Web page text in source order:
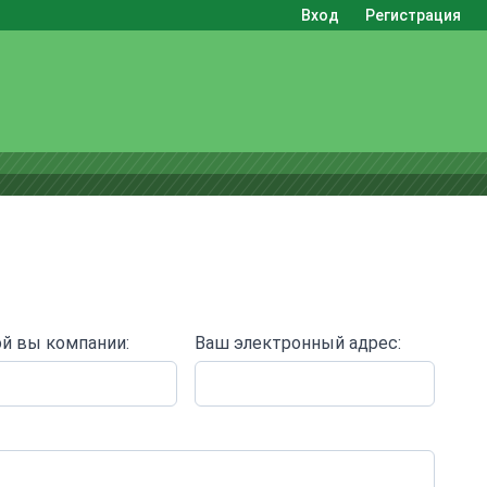
Вход Регистрация
вы компании: Ваш электронный адрес: